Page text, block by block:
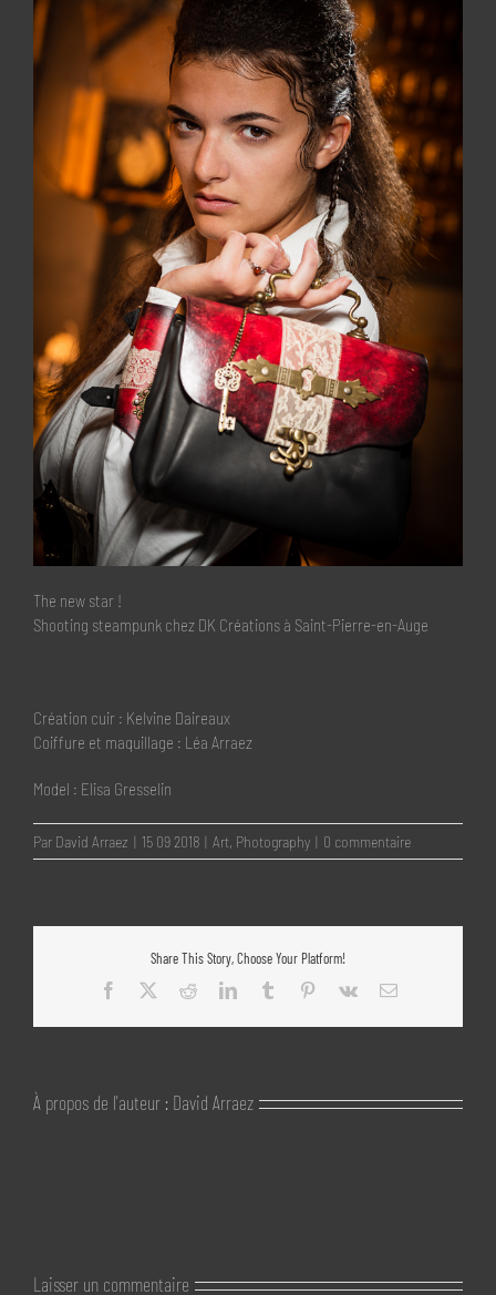
The new star !
Shooting steampunk chez DK Créations à Saint-Pierre-en-Auge
Création cuir : Kelvine Daireaux
Coiffure et maquillage : Léa Arraez
Model : Elisa Gresselin
Par David Arraez | 15 09 2018 | Art, Photography | 0 commentaire
Share This Story, Choose Your Platform!
Facebook
RedditLinkedInTumblr Pinterest
Vk Email
À propos de l'auteur : David Arraez
Laisser un commentaire